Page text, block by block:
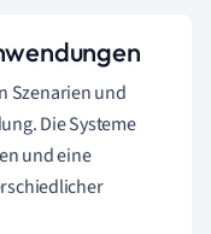
Szenarien und
Die Systeme
und eine